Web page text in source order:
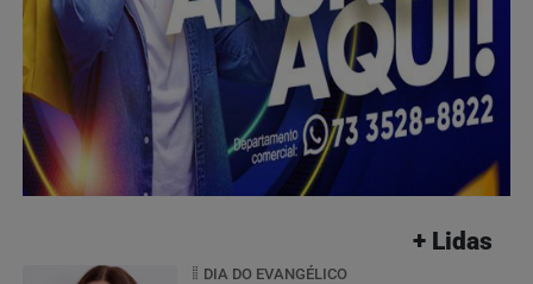
+ Lidas
DIA DO EVANGÉLICO